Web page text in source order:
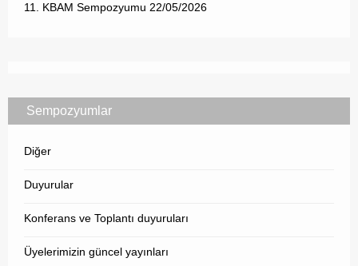
11. KBAM Sempozyumu 22/05/2026
Sempozyumlar
Diğer
Duyurular
Konferans ve Toplantı duyuruları
Üyelerimizin güncel yayınları